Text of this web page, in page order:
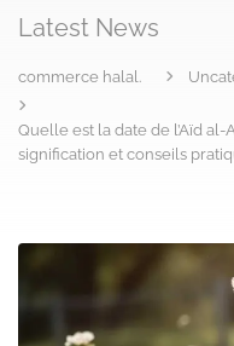
Latest News
commerce halal.
Quelle est la date de l’Aïd al-
signification et conseils